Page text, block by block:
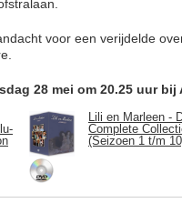
voor een verijdelde
28 mei om 20.25 uur bij
Lili en Marleen -
Complete
(Seizoen 1 t/m